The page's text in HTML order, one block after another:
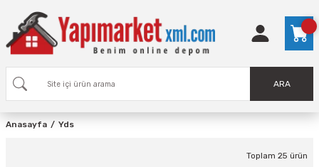
ARA
Anasayfa Yds
Toplam 25 ürün